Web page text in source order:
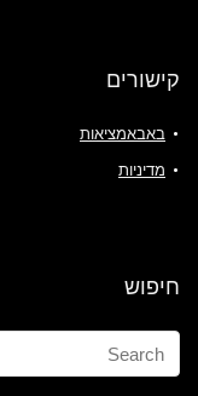
קישורים
באבאמציאות
מדיניות
חיפוש